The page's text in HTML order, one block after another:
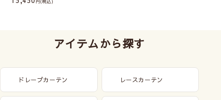
アイテムから探す
ドレープカーテン レースカーテン